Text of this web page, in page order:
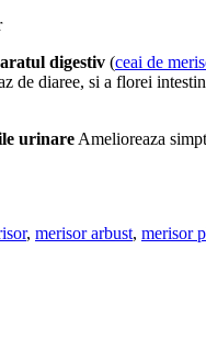
digestiv (ceai de
de diaree, si a florei
urinare Amelioreaza
, merisor arbust, merisor